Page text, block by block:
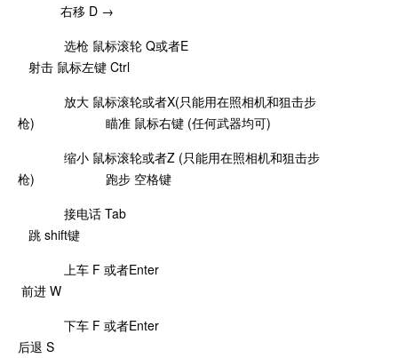
右移 D →
选枪 鼠标滚轮 Q或者E
射击 鼠标左键 Ctrl
放大 鼠标滚轮或者X(只能用在照相机和狙击步
枪) 瞄准 鼠标右键 (任何武器均可)
缩小 鼠标滚轮或者Z (只能用在照相机和狙击步
枪) 跑步 空格键
接电话 Tab
跳 shift键
上车 F 或者Enter
前进 W
下车 F 或者Enter
后退 S